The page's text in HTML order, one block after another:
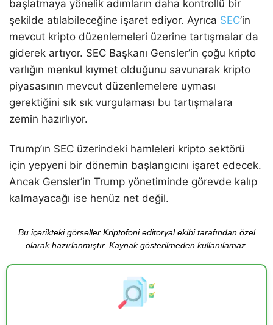
başlatmaya yönelik adımların daha kontrollü bir
şekilde atılabileceğine işaret ediyor. Ayrıca SEC’in
mevcut kripto düzenlemeleri üzerine tartışmalar da
giderek artıyor. SEC Başkanı Gensler’in çoğu kripto
varlığın menkul kıymet olduğunu savunarak kripto
piyasasının mevcut düzenlemelere uyması
gerektiğini sık sık vurgulaması bu tartışmalara
zemin hazırlıyor.
Trump’ın SEC üzerindeki hamleleri kripto sektörü
için yepyeni bir dönemin başlangıcını işaret edecek.
Ancak Gensler’in Trump yönetiminde görevde kalıp
kalmayacağı ise henüz net değil.
Bu içerikteki görseller Kriptofoni editoryal ekibi tarafından özel
olarak hazırlanmıştır. Kaynak gösterilmeden kullanılamaz.